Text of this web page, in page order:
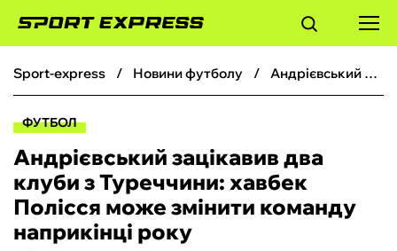
ФУТБОЛ
БОКС
ХОКЕЙ
sport-express новини футболу Андрієвський зацікавив два клуби з Туреччини: хавбек Полісся може змінити команду наприкінці року
ФУТБОЛ
Андрієвський зацікавив два
клуби з Туреччини: хавбек
Полісся може змінити команду
наприкінці року